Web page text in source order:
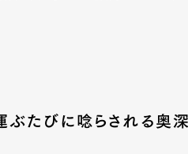
ぶたびに唸らされる奥